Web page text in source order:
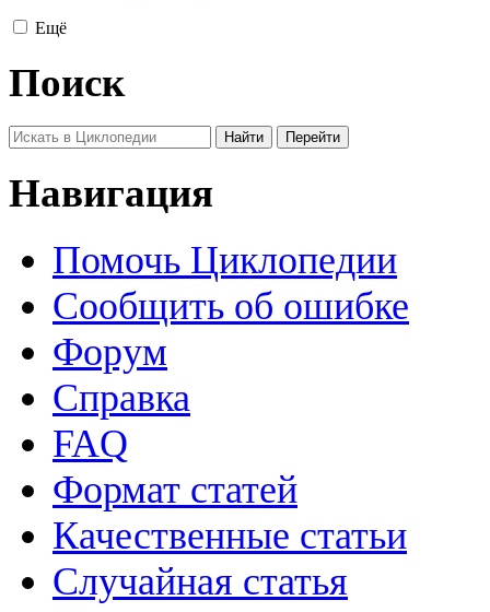
Ещё
Поиск
Навигация
Помочь Циклопедии
Сообщить об ошибке
Форум
Справка
FAQ
Формат статей
Качественные статьи
Случайная статья